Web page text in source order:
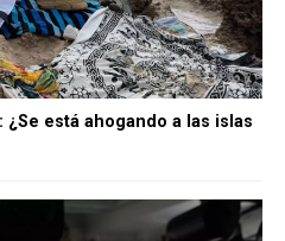
está ahogando a las islas